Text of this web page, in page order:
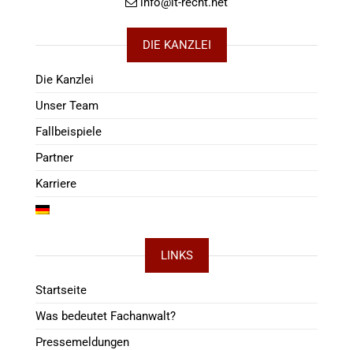
DIE KANZLEI
Die Kanzlei
Unser Team
Fallbeispiele
Partner
Karriere
LINKS
Startseite
Was bedeutet Fachanwalt?
Pressemeldungen